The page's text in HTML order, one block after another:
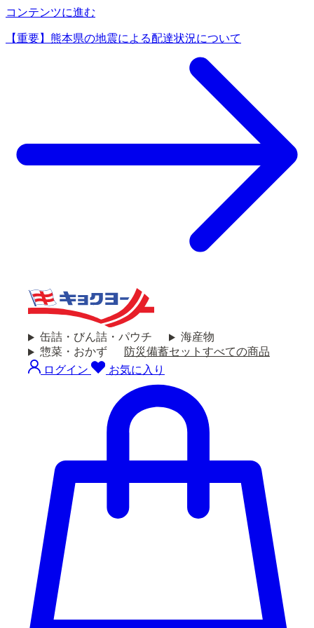
コンテンツに進む
【重要】熊本県の地震による配達状況について
缶詰・びん詰・パウチ
海産物
惣菜・おかず
防災備蓄セット すべての商品
ログイン
お気に入り